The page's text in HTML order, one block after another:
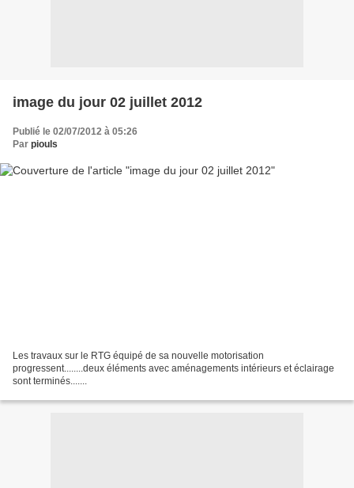
image du jour 02 juillet 2012
Publié le 02/07/2012 à 05:26
Par piouls
Les travaux sur le RTG équipé de sa nouvelle motorisation
progressent........deux éléments avec aménagements intérieurs et éclairage
sont terminés.......